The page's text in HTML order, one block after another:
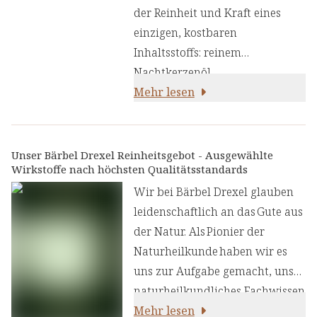
gehört, die einen
außergewöhnlich hohen Anteil
an Gamma-Linolensäure
aufweisen. Diese essenzielle,
mehrfach ungesättigte Fettsäure
Hautgesundheit und -
der Reinheit und Kraft eines
einzigen, kostbaren
Inhaltsstoffs: reinem
Nachtkerzenöl
(Oenothera Biennis Oil) aus den
durch schonende Kaltpressung
gewonnen und bewahrt so alle
wertvollen Inhaltsstoffe in ihrer
natürlichen Form. Der hohe
Gehalt an Gamma-Linolensäure
macht es zu einem der
kostbarsten Hautpflegeöle der
Natur. Die Nachtkerze,
ursprünglich aus Nordamerika
Mehr lesen
Unser Bärbel Drexel Reinheitsgebot - Ausgewählte
Wirkstoffe nach höchsten Qualitätsstandards
Wir bei Bärbel Drexel glauben
leidenschaftlich an das Gute aus
der Natur. Als Pionier der
Naturheilkunde haben wir es
uns zur Aufgabe gemacht, unser
naturheilkundliches Fachwissen
und unsere Erfahrung mit den
Mehr lesen